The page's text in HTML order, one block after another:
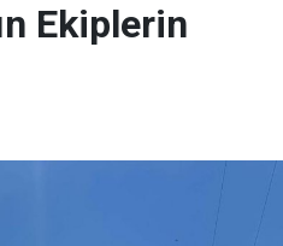
Ekiplerin